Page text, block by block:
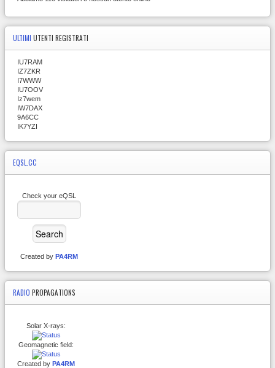
ULTIMI UTENTI REGISTRATI
IU7RAM
IZ7ZKR
I7WWW
IU7OOV
Iz7wem
IW7DAX
9A6CC
IK7YZI
EQSL.CC
Check your eQSL
Created by PA4RM
RADIO PROPAGATIONS
Solar X-rays:
Geomagnetic field:
Created by PA4RM